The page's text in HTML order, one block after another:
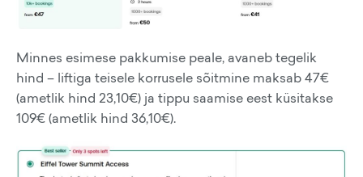
Minnes esimese pakkumise peale, avaneb tegelik
hind – liftiga teisele korrusele sõitmine maksab 47€
(ametlik hind 23,10€) ja tippu saamise eest küsitakse
109€ (ametlik hind 36,10€).